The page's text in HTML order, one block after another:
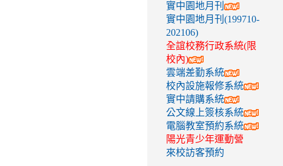
實中園地月刊
實中園地月刊(199710-
202106)
全誼校務行政系統(限
校內)
雲端差勤系統
校內設施報修系統
實中請購系統
公文線上簽核系統
電腦教室預約系統
陽光青少年運動營
來校訪客預約